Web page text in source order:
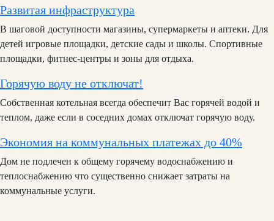
В шаговой доступности магазины, супермаркеты и аптеки. Для
детей игровые площадки, детские сады и школы. Спортивные
площадки, фитнес-центры и зоны для отдыха.
Собственная котельная всегда обеспечит Вас горячей водой и
теплом, даже если в соседних домах отключат горячую воду.
Дом не подлечен к общему горячему водоснабжению и
теплоснабжению что существенно снижает затраты на
коммунальные услуги.